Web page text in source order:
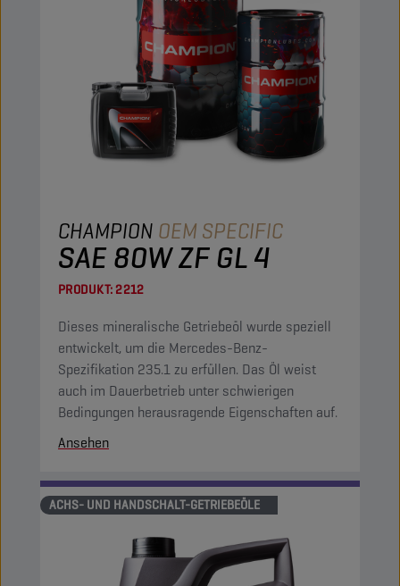
CHAMPION OEM SPECIFIC
SAE 80W ZF GL 4
PRODUKT:2212
Dieses mineralische Getriebeöl wurde speziell
entwickelt, um die Mercedes-Benz-
Spezifikation 235.1 zu erfüllen. Das Öl weist
auch im Dauerbetrieb unter schwierigen
Bedingungen herausragende Eigenschaften auf.
Ansehen
ACHS- UND HANDSCHALT-GETRIEBEÖLE